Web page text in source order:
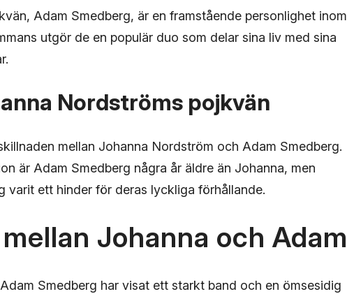
Adam Smedberg, är en framstående personlighet inom
utgör de en populär duo som delar sina liv med sina
Nordströms pojkvän
mellan Johanna Nordström och Adam Smedberg.
är Adam Smedberg några år äldre än Johanna, men
varit ett hinder för deras lyckliga förhållande.
Johanna och Adam
Smedberg har visat ett starkt band och en ömsesidig